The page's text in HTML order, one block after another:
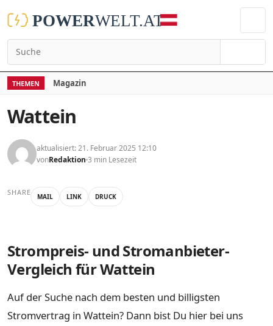
THEMEN Magazin
Wattein
aktualisiert: 21. Februar 2025 12:10
vonRedaktion 3 min Lesezeit
SHARE MAIL LINK DRUCK
Strompreis- und Stromanbieter-
Vergleich für Wattein
Auf der Suche nach dem besten und billigsten
Stromvertrag in Wattein? Dann bist Du hier bei uns